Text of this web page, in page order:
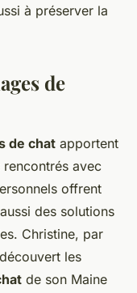
à préserver la
de
de chat apportent
avec
offrent
des solutions
Christine, par
les
de son Maine